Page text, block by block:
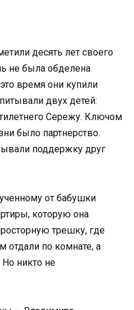
десять лет своего
не была обделена
время они купили
двух детей:
Сережу. Ключом
было партнерство.
поддержку друг
от бабушки
которую она
трешку, где
отдали по комнате, а
Но никто не